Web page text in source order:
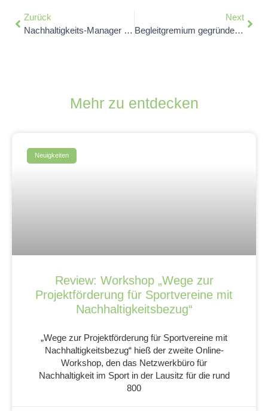
Zurück
Nachhaltigkeits-Manager Jona Peters als Studio-Gast bei „Sport Total Lokal“
Next
Begleitgremium gegründet: „Aufsichtsrat“ für das Netzwerkbüro ins Leben gerufen
Mehr zu entdecken
Neuigkeiten
Review: Workshop „Wege zur
Projektförderung für Sportvereine mit
Nachhaltigkeitsbezug“
„Wege zur Projektförderung für Sportvereine mit
Nachhaltigkeitsbezug“ hieß der zweite Online-
Workshop, den das Netzwerkbüro für
Nachhaltigkeit im Sport in der Lausitz für die rund
800